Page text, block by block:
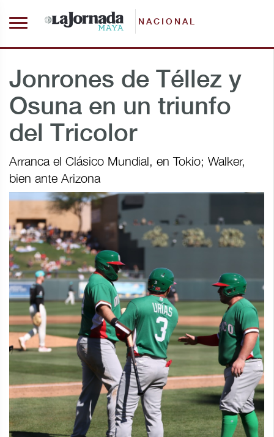
NACIONAL
Jonrones de Téllez y
Osuna en un triunfo
del Tricolor
Arranca el Clásico Mundial, en Tokio; Walker,
bien ante Arizona